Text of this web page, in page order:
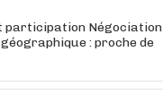
participation Négociation
: proche de